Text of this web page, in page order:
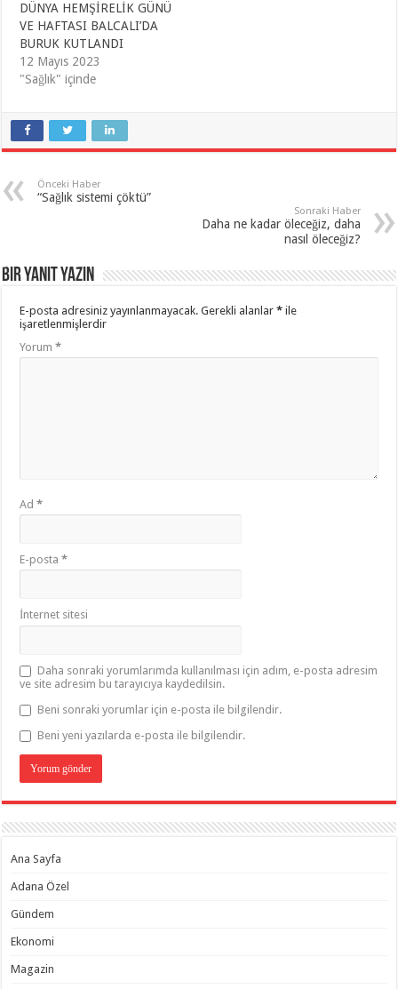
DÜNYA HEMŞİRELİK GÜNÜ
VE HAFTASI BALCALI’DA
BURUK KUTLANDI
12 Mayıs 2023
"Sağlık" içinde
Önceki Haber
“Sağlık sistemi çöktü”
Sonraki Haber
Daha ne kadar öleceğiz, daha
nasıl öleceğiz?
Bir yanıt yazın
E-posta adresiniz yayınlanmayacak. Gerekli alanlar* ile
işaretlenmişlerdir
Yorum*
Ad*
E-posta*
İnternet sitesi
Daha sonraki yorumlarımda kullanılması için adım, e-posta adresim
ve site adresim bu tarayıcıya kaydedilsin.
Beni sonraki yorumlar için e-posta ile bilgilendir.
Beni yeni yazılarda e-posta ile bilgilendir.
Ana Sayfa
Adana Özel
Gündem
Ekonomi
Magazin